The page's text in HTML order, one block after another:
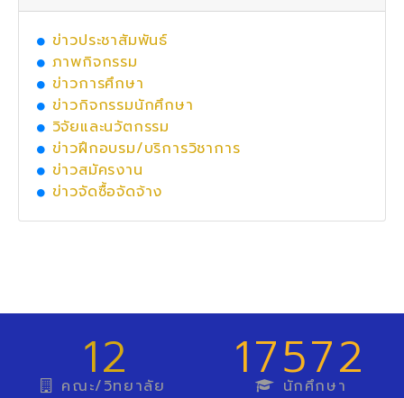
ข่าวประชาสัมพันธ์
ภาพกิจกรรม
ข่าวการศึกษา
ข่าวกิจกรรมนักศึกษา
วิจัยและนวัตกรรม
ข่าวฝึกอบรม/บริการวิชาการ
ข่าวสมัครงาน
ข่าวจัดซื้อจัดจ้าง
12
คณะ/วิทยาลัย 17572
นักศึกษา